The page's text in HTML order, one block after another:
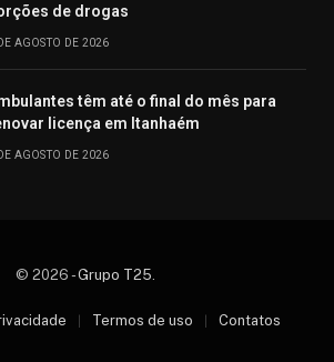
de drogas
AGOSTO DE 2026
têm até o final do mês para
licença em Itanhaém
AGOSTO DE 2026
© 2026 -Grupo T25
Termos de uso Contatos